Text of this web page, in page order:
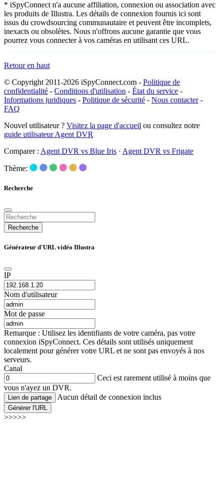
* iSpyConnect n'a aucune affiliation, connexion ou association avec
les produits de Illustra. Les détails de connexion fournis ici sont
issus du crowdsourcing communautaire et peuvent être incomplets,
inexacts ou obsolètes. Nous n'offrons aucune garantie que vous
pourrez vous connecter à vos caméras en utilisant ces URL.
Retour en haut
© Copyright 2011-2026 iSpyConnect.com - Politique de
confidentialité - Conditions d'utilisation - État du service -
Informations juridiques - Politique de sécurité - Nous contacter-
FAQ
Nouvel utilisateur ? Visitez la page d'accueil ou consultez notre
guide utilisateur Agent DVR
Comparer : Agent DVR vs Blue Iris · Agent DVR vs Frigate
Thème:
Recherche
Recherche
Générateur d'URL vidéo Illustra
IP
Nom d'utilisateur
Mot de passe
Remarque : Utilisez les identifiants de votre caméra, pas votre
connexion iSpyConnect. Ces détails sont utilisés uniquement
localement pour générer votre URL et ne sont pas envoyés à nos
serveurs.
Canal
Ceci est rarement utilisé à moins que
vous n'ayez un DVR.
Lien de partage Aucun détail de connexion inclus
Générer l'URL
>>>>>